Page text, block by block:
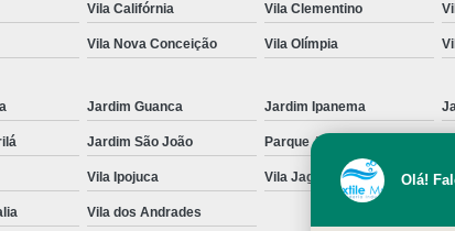
Locação de Toalha Industrial
Toalha Industrial Relavada
Locação de Toalha
para Salão de Beleza
Manta Absorção de óleo
Azul
Manta Absorvente de óleo
Manta
Manta Absorvente Industrial
Vila Califórnia Vila Clementino
Vila Nova Conceição Vila Olímpia
Jardim Guanca Jardim Ipanema
Jardim São João Parque Anhangüera
Vila Ipojuca Vila Jaguara
Vila dos Andrades
Olá!